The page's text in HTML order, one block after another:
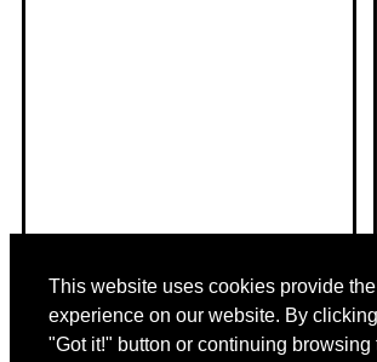
This website uses cookies provide
experience on our website. By
"Got it!" button or continuing browsing
其他語言: